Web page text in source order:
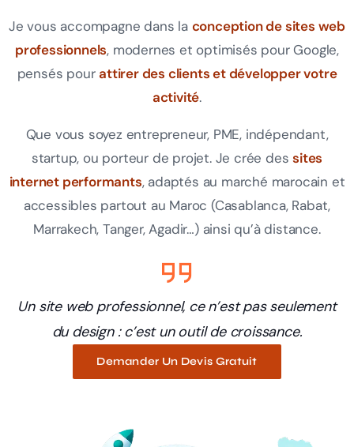
Je vous accompagne dans la conception de sites web
professionnels, modernes et optimisés pour Google,
pensés pour attirer des clients et développer votre
activité.
Que vous soyez entrepreneur, PME, indépendant,
startup, ou porteur de projet. Je crée dessites
internet performants, adaptés au marché marocain et
accessibles partout au Maroc (Casablanca, Rabat,
Marrakech, Tanger, Agadir…) ainsi qu’à distance.
Un site web professionnel, ce n’est pas seulement
du design : c’est un outil de croissance.
Demander Un Devis Gratuit